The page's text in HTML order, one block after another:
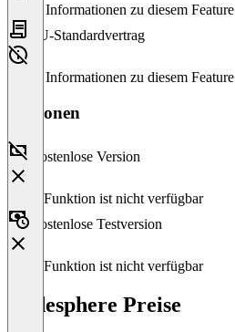
Keine Informationen zu diesem Feature
EU-Standardvertrag
Keine Informationen zu diesem Feature
Versionen
Kostenlose Version
Diese Funktion ist nicht verfügbar
Kostenlose Testversion
Diese Funktion ist nicht verfügbar
Codesphere Preise